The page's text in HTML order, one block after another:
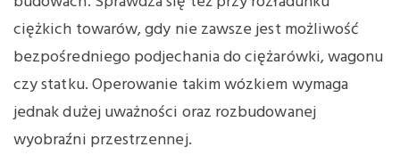
ciężkich towarów, gdy nie zawsze jest możliwość
bezpośredniego podjechania do ciężarówki, wagonu
czy statku. Operowanie takim wózkiem wymaga
jednak dużej uważności oraz rozbudowanej
wyobraźni przestrzennej.